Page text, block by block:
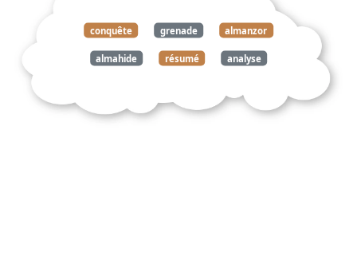
conquête grenade almanzor
almahide résumé analyse